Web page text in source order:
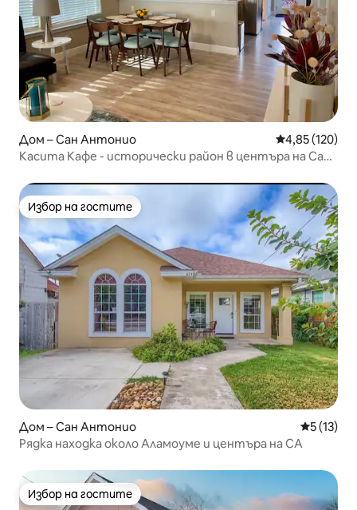
Дом – Сан Антонио Средна
4,85 (120)
Касита Кафе - исторически район в центъра на Сан
Избор на гостите
Избор на гостите
Дом – Сан Антонио Средна
5 (13)
Рядка находка около Аламоуме и центъра на СА
Избор на гостите
Избор на гостите